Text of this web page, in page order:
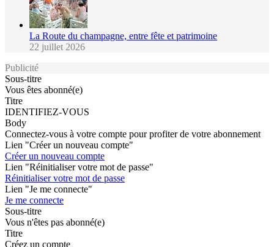
La Route du champagne, entre fête et patrimoine
22 juillet 2026
Publicité
Sous-titre
Vous êtes abonné(e)
Titre
IDENTIFIEZ-VOUS
Body
Connectez-vous à votre compte pour profiter de votre abonnement
Lien "Créer un nouveau compte"
Créer un nouveau compte
Lien "Réinitialiser votre mot de passe"
Réinitialiser votre mot de passe
Lien "Je me connecte"
Je me connecte
Sous-titre
Vous n'êtes pas abonné(e)
Titre
Créez un compte